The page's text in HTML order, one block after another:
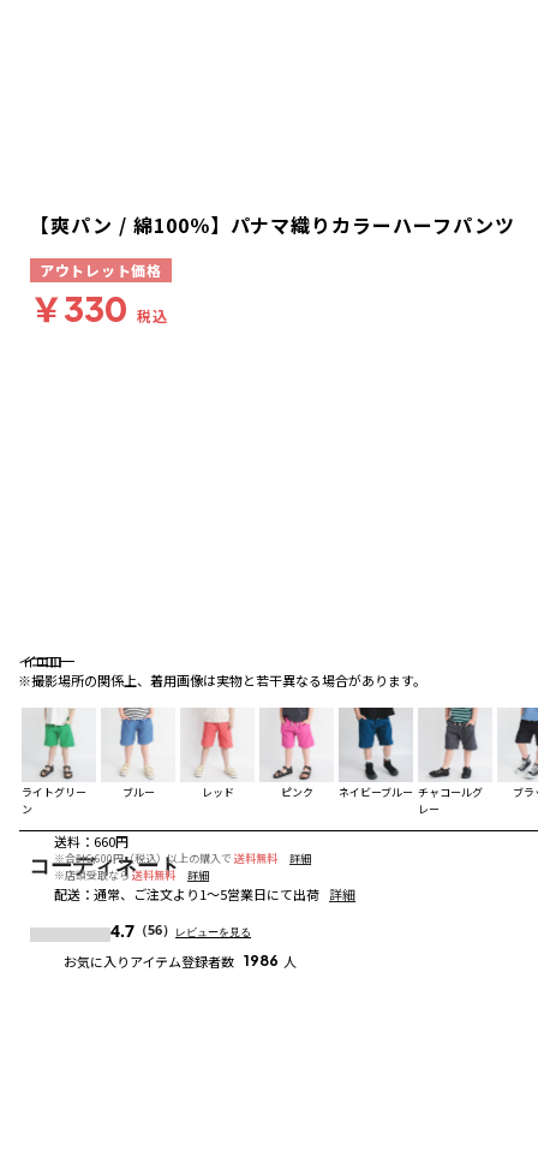
イエロー
※撮影場所の関係上、着用画像は実物と若干異なる場合があります。
イエロー
イエロー
ライトグリー
ン
ブルー レッド ピンク ネイビーブルー チャコールグ
レー
ブラ
コーディネート
送料 ： 660円
※合計6,600円（税込）以上の購入で 送料無料
詳細
※店頭受取なら 送料無料 詳細
配送 ：通常、ご注文より1～5営業日にて出荷 詳細
4.7 （56） レビューを見る
お気に入りアイテム登録者数 1986 人
【爽パン / 綿100％】パナマ織りカラーハーフパンツ
アウトレット価格
￥330 税込